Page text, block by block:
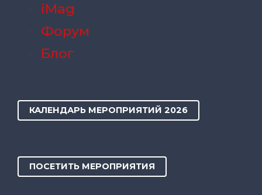
iMag
Форум
Блог
КАЛЕНДАРЬ МЕРОПРИЯТИЙ 2026
ПОСЕТИТЬ МЕРОПРИЯТИЯ